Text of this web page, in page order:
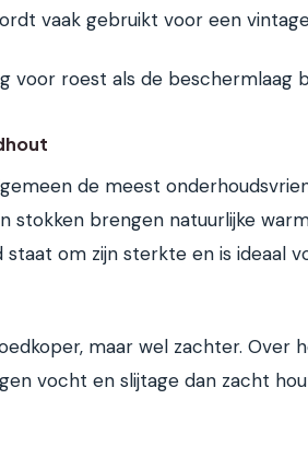
vaak gebruikt voor een
voor roest als de beschermlaag
de meest
stokken brengen natuurlijke
om zijn sterkte en is ideaal
maar wel zachter. Over
vocht en slijtage dan zacht